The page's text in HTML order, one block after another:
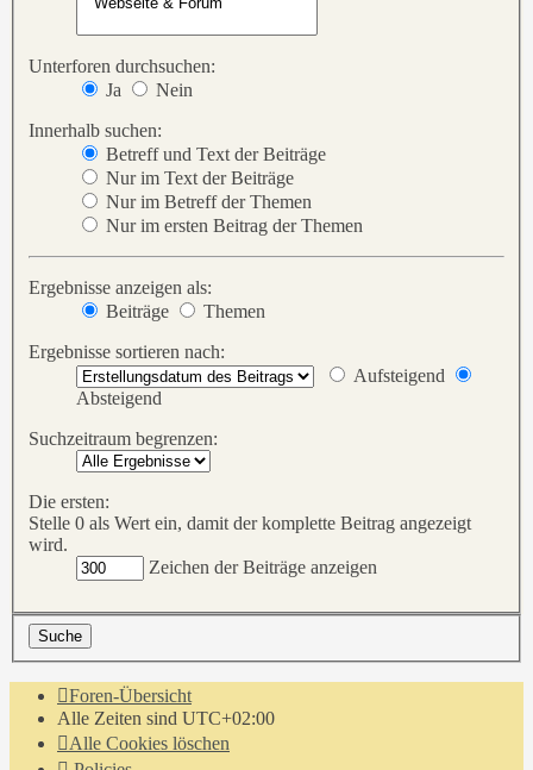
Unterforen durchsuchen:
Ja
Nein
Innerhalb suchen:
Betreff und Text der Beiträge
Nur im Text der Beiträge
Nur im Betreff der Themen
Nur im ersten Beitrag der Themen
Ergebnisse anzeigen als:
Beiträge
Themen
Ergebnisse sortieren nach:
Aufsteigend
Absteigend
Suchzeitraum begrenzen:
Die ersten:
Stelle 0 als Wert ein, damit der komplette Beitrag angezeigt
wird.
Zeichen der Beiträge anzeigen
Foren-Übersicht
Alle Zeiten sind UTC+02:00
Alle Cookies löschen